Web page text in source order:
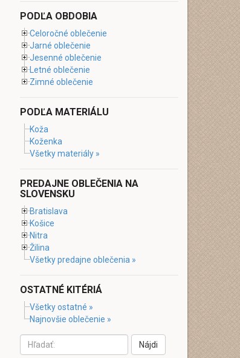
PODĽA OBDOBIA
Celoročné oblečenie
Jarné oblečenie
Jesenné oblečenie
Letné oblečenie
Zimné oblečenie
PODĽA MATERIÁLU
Koža
Koženka
Všetky materiály »
PREDAJNE OBLEČENIA NA
SLOVENSKU
Bratislava
Košice
Nitra
Žilina
Všetky predajne oblečenia »
OSTATNÉ KITÉRIÁ
Všetky ostatné »
Najnovšie oblečenie »
Nájdi